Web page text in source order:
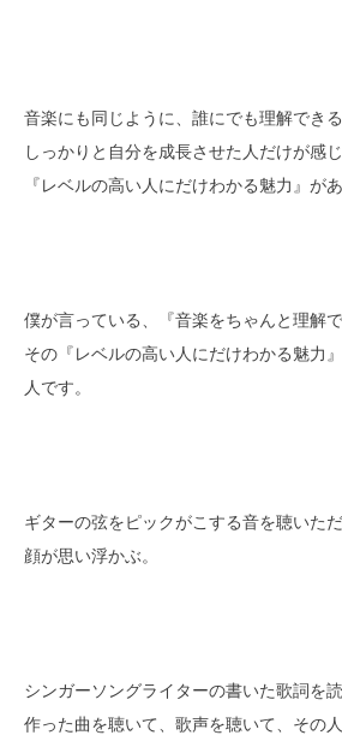
音楽にも同じように、誰にでも理解でき
しっかりと自分を成長させた人だけが感
『レベルの高い人にだけわかる魅力』があ
僕が言っている、『音楽をちゃんと理解で
その『レベルの高い人にだけわかる魅力
人です。
ギターの弦をピックがこする音を聴いた
顔が思い浮かぶ。
シンガーソングライターの書いた歌詞を読
作った曲を聴いて、歌声を聴いて、その